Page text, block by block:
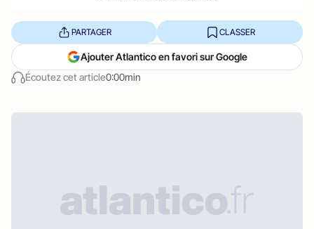
Écoutez cet article0:00min
PARTAGER CLASSER
Ajouter Atlantico en favori sur Google